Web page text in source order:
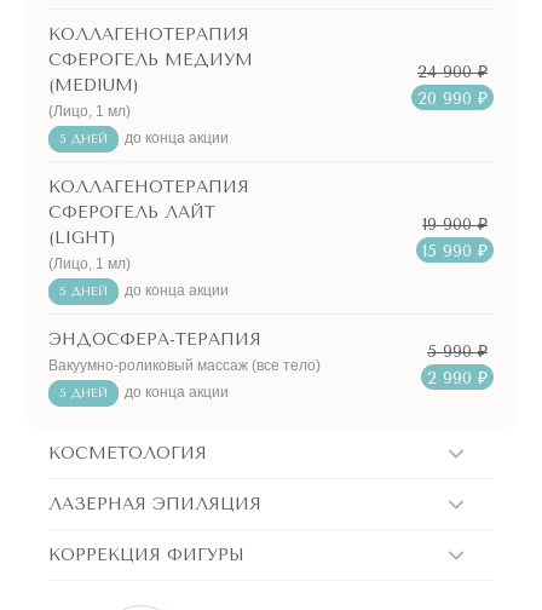
КОЛЛАГЕНОТЕРАПИЯ
СФЕРОГЕЛЬ МЕДИУМ
(MEDIUM)
(Лицо, 1 мл)
5 ДНЕЙ до конца акции
24 900 ₽
20 990 ₽
КОЛЛАГЕНОТЕРАПИЯ
СФЕРОГЕЛЬ ЛАЙТ
(LIGHT)
(Лицо, 1 мл)
5 ДНЕЙ до конца акции
19 900 ₽
15 990 ₽
ЭНДОСФЕРА-ТЕРАПИЯ
Вакуумно-роликовый массаж (все тело)
5 ДНЕЙ до конца акции
5 990 ₽
2 990 ₽
КОСМЕТОЛОГИЯ
ЛАЗЕРНАЯ ЭПИЛЯЦИЯ
КОРРЕКЦИЯ ФИГУРЫ